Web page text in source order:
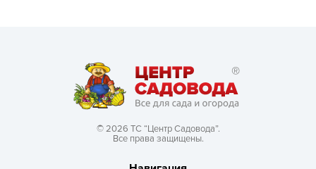
© 2026 ТС “Центр Садовода”.
Все права защищены.